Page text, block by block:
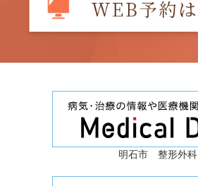
明石市 整形外科